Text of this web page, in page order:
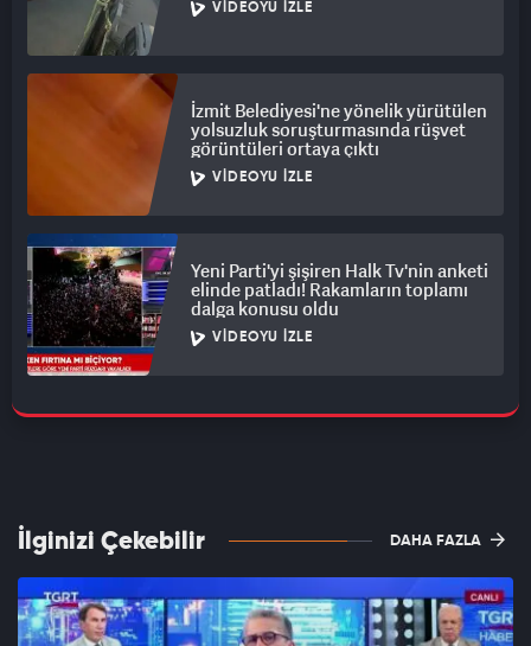
VIDEOYU İZLE
İzmit Belediyesi'ne yönelik yürütülen
yolsuzluk soruşturmasında rüşvet
görüntüleri ortaya çıktı
VIDEOYU İZLE
Yeni Parti'yi şişiren Halk Tv'nin anketi
elinde patladı! Rakamların toplamı
dalga konusu oldu
VIDEOYU İZLE
İlginizi Çekebilir DAHA FAZLA